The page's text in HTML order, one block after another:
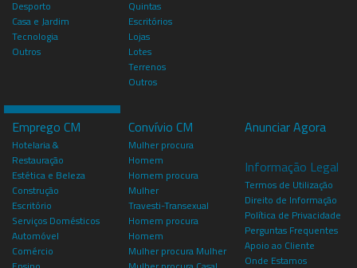
Desporto
Casa e Jardim
Tecnologia
Outros
Quintas
Escritórios
Lojas
Lotes
Terrenos
Outros
Emprego CM
Hotelaria &
Restauração
Estética e Beleza
Construção
Escritório
Serviços Domésticos
Automóvel
Comércio
Convívio CM
Mulher procura
Homem
Homem procura
Mulher
Travesti-Transexual
Homem procura
Homem
Mulher procura Mulher
Anunciar Agora
Informação Legal
Termos de Utilização
Direito de Informação
Política de Privacidade
Perguntas Frequentes
Apoio ao Cliente
Onde Estamos